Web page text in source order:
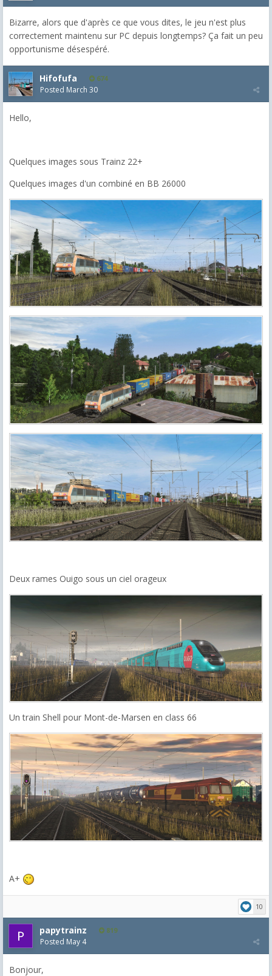
Bizarre, alors que d'après ce que vous dites, le jeu n'est plus
correctement maintenu sur PC depuis longtemps? Ça fait un peu
opportunisme désespéré.
Hifofufa 674
Posted March 30
Hello,
Quelques images sous Trainz 22+
Quelques images d'un combiné en BB 26000
Deux rames Ouigo sous un ciel orageux
Un train Shell pour Mont-de-Marsen en class 66
A+
10
papytrainz 819
Posted May 4
Bonjour,